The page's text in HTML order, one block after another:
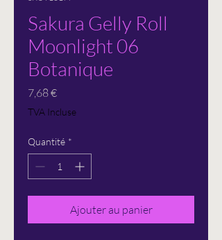
Sakura Gelly Roll
Moonlight 06
Botanique
7,68 €Prix
TVA Incluse
Quantité *
Ajouter au panier